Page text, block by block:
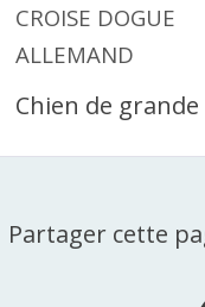
CROISE DOGUE
ALLEMAND
Chien de
Partager cette